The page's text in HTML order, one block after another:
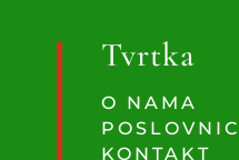
Tvrtka
O NAMA
KONTAKT